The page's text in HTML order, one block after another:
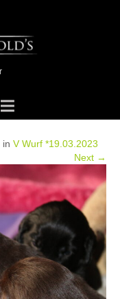
in V Wurf *19.03.2023
Next →